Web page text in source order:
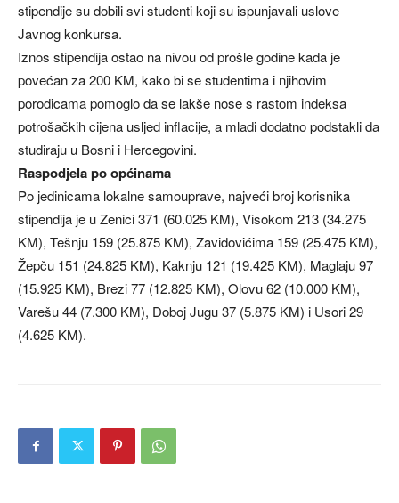
stipendije su dobili svi studenti koji su ispunjavali uslove
Javnog konkursa.
Iznos stipendija ostao na nivou od prošle godine kada je
povećan za 200 KM, kako bi se studentima i njihovim
porodicama pomoglo da se lakše nose s rastom indeksa
potrošačkih cijena usljed inflacije, a mladi dodatno podstakli da
studiraju u Bosni i Hercegovini.
Raspodjela po općinama
Po jedinicama lokalne samouprave, najveći broj korisnika
stipendija je u Zenici 371 (60.025 KM), Visokom 213 (34.275
KM), Tešnju 159 (25.875 KM), Zavidovićima 159 (25.475 KM),
Žepču 151 (24.825 KM), Kaknju 121 (19.425 KM), Maglaju 97
(15.925 KM), Brezi 77 (12.825 KM), Olovu 62 (10.000 KM),
Varešu 44 (7.300 KM), Doboj Jugu 37 (5.875 KM) i Usori 29
(4.625 KM).